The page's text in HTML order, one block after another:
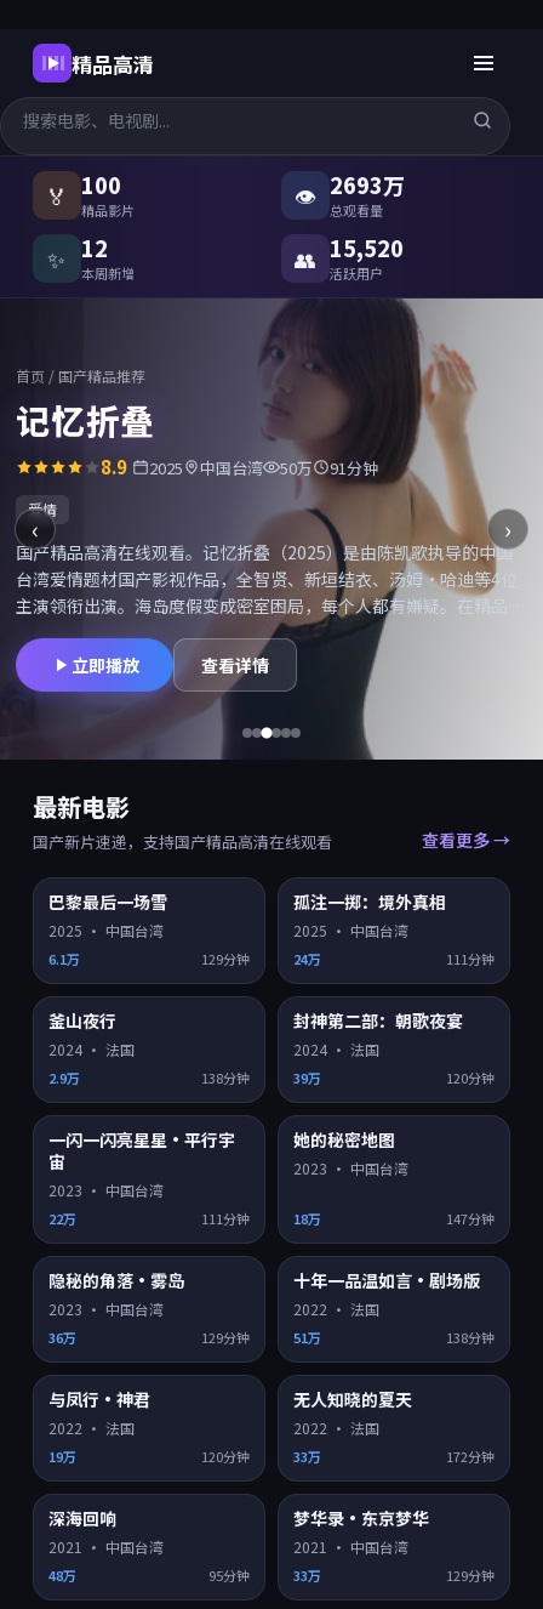
精品高清
国产精品高清在线观看-
🏅 100
精品影片 👁 2693万
总观看量
✨ 12
本周新增 👥 15,520
活跃用户
首页 / 国产精品推荐
记忆折叠
8.9 2025 中国台湾 50万 91分钟
爱情
国产精品高清在线观看。记忆折叠（2025）是由陈凯歌执导的中国
台湾爱情题材国产影视作品，全智贤、新垣结衣、汤姆·哈迪等4位
主演领衔出演。海岛度假变成密室困局，每个人都有嫌疑。在精品高
清网可搜索「记忆折叠在线观看」「记忆折叠高清」并享受国产精品
高清在线观看，同类型爱情国产片持续更新。摄影与配乐备受好评，
适合喜欢院线质感的观众。
立即播放 查看详情
‹ ›
最新电影
国产新片速递，支持国产精品高清在线观看 查看更多 →
7.9
巴黎最后一场雪
2025 · 中国台湾
6.1万 129分钟
7.5
孤注一掷：境外真相
2025 · 中国台湾
24万 111分钟
7.4
釜山夜行
2024· 法国
2.9万 138分钟
7.0
封神第二部：朝歌夜宴
2024· 法国
39万 120分钟
8.8 4K超清
一闪一闪亮星星·平行宇
宙
2023 · 中国台湾
22万 111分钟
9.1
她的秘密地图
2023 · 中国台湾
18万 147分钟
9.2
隐秘的角落·雾岛
2023 · 中国台湾
36万 129分钟
8.2 HD
十年一品温如言·剧场版
2022 · 法国
51万 138分钟
8.3
与凤行·神君
2022 · 法国
19万 120分钟
8.6
无人知晓的夏天
2022 · 法国
33万 172分钟
8.1
深海回响
2021 · 中国台湾
48万 95分钟
7.3
梦华录·东京梦华
2021 · 中国台湾
33万 129分钟